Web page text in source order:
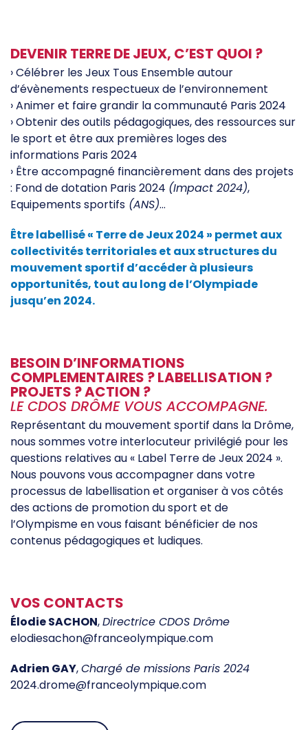
DEVENIR TERRE DE JEUX, C’EST QUOI ?
› Célébrer les Jeux Tous Ensemble autour
d’évènements respectueux de l’environnement
› Animer et faire grandir la communauté Paris 2024
› Obtenir des outils pédagogiques, des ressources sur
le sport et être aux premières loges des
informations Paris 2024
› Être accompagné financièrement dans des projets
: Fond de dotation Paris 2024 (Impact 2024),
Equipements sportifs (ANS)…
Être labellisé « Terre de Jeux 2024 » permet aux
collectivités territoriales et aux structures du
mouvement sportif d’accéder à plusieurs
opportunités, tout au long de l’Olympiade
jusqu’en 2024.
BESOIN D’INFORMATIONS
COMPLEMENTAIRES ? LABELLISATION ?
PROJETS ? ACTION ?
LE CDOS DRÔME VOUS ACCOMPAGNE.
Représentant du mouvement sportif dans la Drôme,
nous sommes votre interlocuteur privilégié pour les
questions relatives au « Label Terre de Jeux 2024 ».
Nous pouvons vous accompagner dans votre
processus de labellisation et organiser à vos côtés
des actions de promotion du sport et de
l’Olympisme en vous faisant bénéficier de nos
contenus pédagogiques et ludiques.
VOS CONTACTS
Élodie SACHON,Directrice CDOS Drôme
elodiesachon@franceolympique.com
Adrien GAY,Chargé de missions Paris 2024
2024.drome@franceolympique.com